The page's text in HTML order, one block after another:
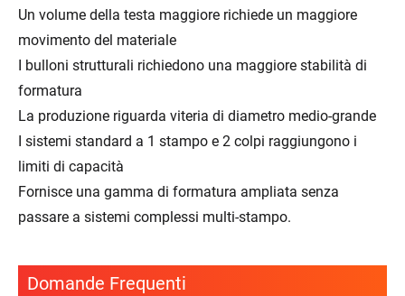
Un volume della testa maggiore richiede un maggiore
movimento del materiale
I bulloni strutturali richiedono una maggiore stabilità di
formatura
La produzione riguarda viteria di diametro medio-grande
I sistemi standard a 1 stampo e 2 colpi raggiungono i
limiti di capacità
Fornisce una gamma di formatura ampliata senza
passare a sistemi complessi multi-stampo.
Domande Frequenti